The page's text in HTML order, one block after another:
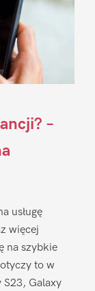
–
usługę
więcej
na szybkie
to w
Galaxy